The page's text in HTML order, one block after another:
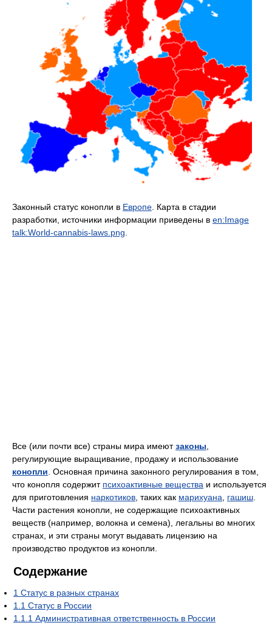
Законный статус конопли в Европе . Карта в стадии
разработки, источники информации приведены в en:Image
talk:World-cannabis-laws.png
Все (или почти все) страны мира имеютзаконы
регулирующие выращивание, продажу и использование
конопли . Основная причина законного регулирования в том,
что конопля содержит психоактивные вещества и используется
для приготовления наркотиков , таких как марихуана гашиш
Части растения конопли, не содержащие психоактивных
веществ (например, волокна и семена), легальны во многих
странах, и эти страны могут выдавать лицензию на
производство продуктов из конопли.
Содержание
1 Статус в разных странах
1.1 Статус в России
1.1.1 Административная ответственность в России